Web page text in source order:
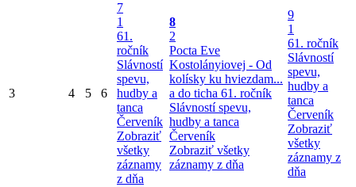
3 4 5 6
7
1
61.
ročník
Slávností
spevu,
hudby a
tanca
Červeník
Zobraziť
všetky
záznamy
z dňa
8
2
Pocta Eve
Kostolányiovej - Od
kolísky ku hviezdam...
a do ticha 61. ročník
Slávností spevu,
hudby a tanca
Červeník
Zobraziť všetky
záznamy z dňa
9
1
61. ročník
Slávností
spevu,
hudby a
tanca
Červeník
Zobraziť
všetky
záznamy z
dňa